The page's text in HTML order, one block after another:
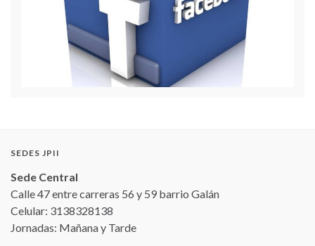
SEDES JPII
Sede Central
Calle 47 entre carreras 56 y 59 barrio Galán
Celular: 3138328138
Jornadas: Mañana y Tarde